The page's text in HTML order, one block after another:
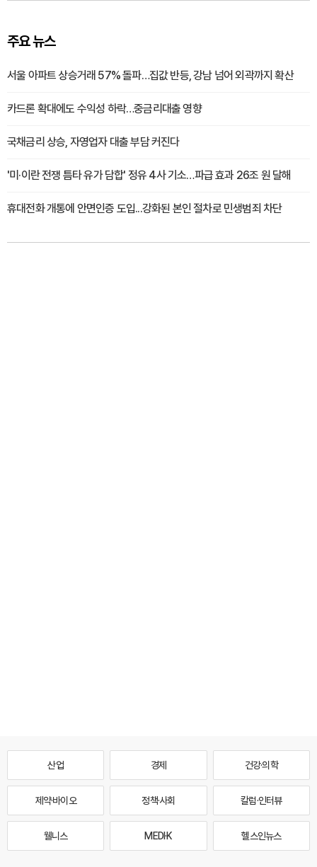
주요 뉴스
서울 아파트 상승거래 57% 돌파…집값 반등, 강남 넘어 외곽까지 확산
카드론 확대에도 수익성 하락…중금리대출 영향
국채금리 상승, 자영업자 대출 부담 커진다
'미·이란 전쟁 틈타 유가 담합' 정유 4사 기소…파급 효과 26조 원 달해
휴대전화 개통에 안면인증 도입...강화된 본인 절차로 민생범죄 차단
산업 경제 건강·의학
제약·바이오 정책·사회 칼럼·인터뷰
웰니스 MEDI·K 헬스인뉴스